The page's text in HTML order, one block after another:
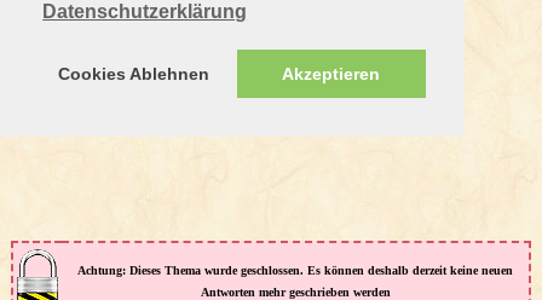
Datenschutzerklärung
Cookies Ablehnen Akzeptieren
Achtung: Dieses Thema wurde geschlossen. Es können deshalb derzeit keine neuen
Antworten mehr geschrieben werden